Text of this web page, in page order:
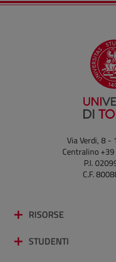
Via Verdi, 8 -
Centralino
P.I.
C.F.
RISORSE
STUDENTI